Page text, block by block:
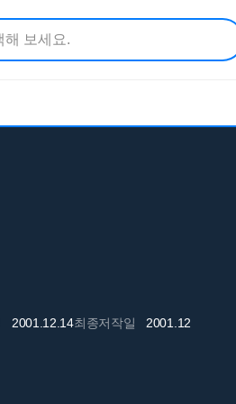
2001.12.14최종저작일 2001.12